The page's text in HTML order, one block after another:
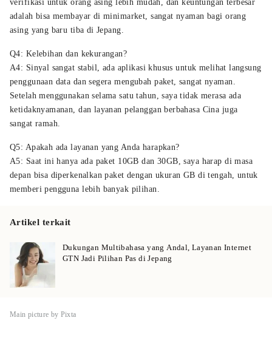
verifikasi untuk orang asing lebih mudah, dan keuntungan terbesar
adalah bisa membayar di minimarket, sangat nyaman bagi orang
asing yang baru tiba di Jepang.
Q4: Kelebihan dan kekurangan?
A4: Sinyal sangat stabil, ada aplikasi khusus untuk melihat langsung
penggunaan data dan segera mengubah paket, sangat nyaman.
Setelah menggunakan selama satu tahun, saya tidak merasa ada
ketidaknyamanan, dan layanan pelanggan berbahasa Cina juga
sangat ramah.
Q5: Apakah ada layanan yang Anda harapkan?
A5: Saat ini hanya ada paket 10GB dan 30GB, saya harap di masa
depan bisa diperkenalkan paket dengan ukuran GB di tengah, untuk
memberi pengguna lebih banyak pilihan.
Artikel terkait
Dukungan Multibahasa yang Andal, Layanan Internet
GTN Jadi Pilihan Pas di Jepang
Main picture by Pixta